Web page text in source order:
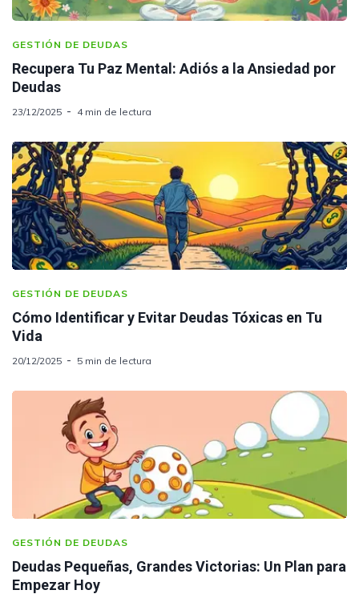
GESTIÓN DE DEUDAS
Recupera Tu Paz Mental: Adiós a la Ansiedad por
Deudas
23/12/2025 4 min de lectura
GESTIÓN DE DEUDAS
Cómo Identificar y Evitar Deudas Tóxicas en Tu
Vida
20/12/2025 5 min de lectura
GESTIÓN DE DEUDAS
Deudas Pequeñas, Grandes Victorias: Un Plan para
Empezar Hoy